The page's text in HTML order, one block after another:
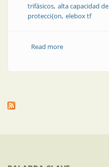
trifásicos alta capacidad
protecci{on elebox tf
Read moreabout